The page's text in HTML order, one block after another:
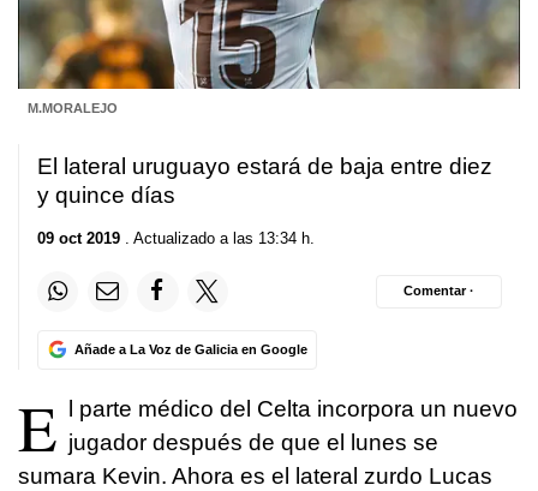
M.MORALEJO
El lateral uruguayo estará de baja entre diez
y quince días
09 oct 2019 . Actualizado a las 13:34 h.
Añade a La Voz de Galicia en Google
Comentar ·
E l parte médico del Celta incorpora un nuevo
jugador después de que el lunes se
sumara Kevin. Ahora es el lateral zurdo Lucas